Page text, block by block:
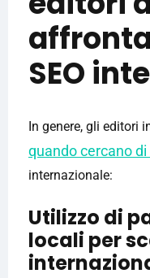
SEO
In genere, gli editori
quando cercano
internazionale:
Utilizzo di
locali per